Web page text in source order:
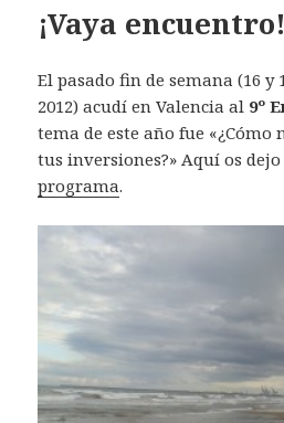
¡Vaya encuentro!
El pasado fin de semana (16 y
2012) acudí en Valencia al 9º
tema de este año fue
tus inversiones?» Aquí os
programa.